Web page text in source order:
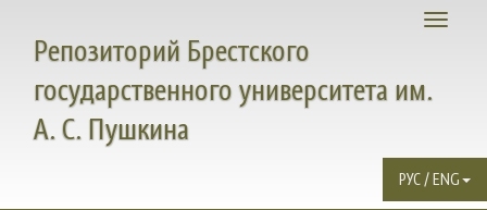
Toggle
Репозиторий Брестского
государственного университета им.
А. С. Пушкина
РУС / ENG